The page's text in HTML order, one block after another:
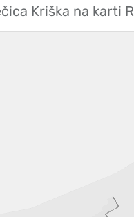
Kriška na karti